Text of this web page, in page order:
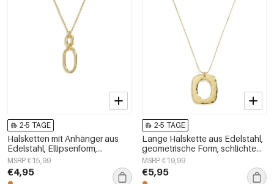
2-5 TAGE
Halsketten mit Anhänger aus
Edelstahl, Ellipsenform,
schlichte Serie
„Alltagsschmuck“,
Damenschmuck
MSRP €15,99
€4,95
2-5 TAGE
Lange Halskette aus Edelstahl,
geometrische Form, schlichte
Alltags-Serie, Damenschmuck
MSRP €19,99
€5,95